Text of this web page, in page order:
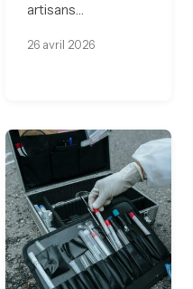
artisans…
26 avril 2026